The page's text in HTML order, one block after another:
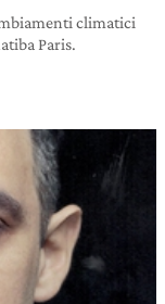
climatici
Paris.